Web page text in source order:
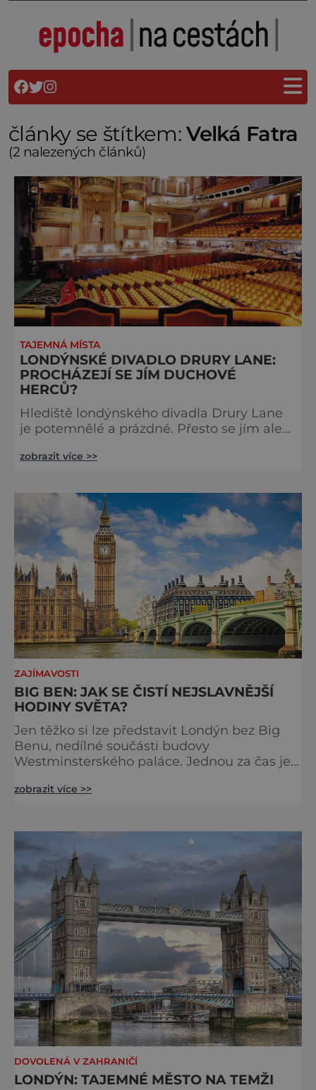
články se štítkem:Velká Fatra
(2 nalezených článků)
TAJEMNÁ MÍSTA
LONDÝNSKÉ DIVADLO DRURY LANE:
PROCHÁZEJÍ SE JÍM DUCHOVÉ
HERCŮ?
Hlediště londýnského divadla Drury Lane
je potemnělé a prázdné. Přesto se jím ale
jakési mumlání, z nedaleké chodby čísi
totiž údajně straší. Stavbu londýnského
divadla Drury Lane dotoval bohatý herec a
divadelník ze 17. století jménem Thomas
zobrazit více >>
ZAJÍMAVOSTI
BIG BEN: JAK SE ČISTÍ NEJSLAVNĚJŠÍ
HODINY SVĚTA?
Jen těžko si lze představit Londýn bez Big
Benu, nedílné součásti budovy
Westminsterského paláce. Jednou za čas je
opucovat zašedlý kabát. Na konci srpna roku
čtyřčlenná údržbářská četa, vyzbrojena
hadry a kbelíky s mýdlovou vodou, po
několik dní navracela zašlý lesk. [caption
zobrazit více >>
DOVOLENÁ V ZAHRANIČÍ
LONDÝN: TAJEMNÉ MĚSTO NA TEMŽI